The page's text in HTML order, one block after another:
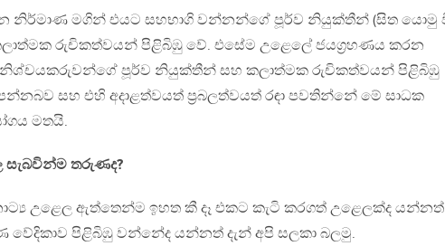
නිර්මාණ මගින් එයට සහභාගි වන්නන්ගේ පූර්ව නියුක්තීන් (සිත යොමු
රුචිකත්වයන් පිළිබිඹු වේ. එසේම උළෙලේ ජයග‍්‍රහණය කරන
පූර්ව නියුක්තීන් සහ කලාත්මක රුචිකත්වයන් පිළිබිඹු
සහ එහි අදාළත්වයත් ප‍්‍රබලත්වයත් රඳා පවතින්නේ මේ සාධක
මතයි.
තරුණද?
උළෙල ඇත්තෙන්ම ඉහත කී දෑ එකට කැටි කරගත් උළෙලක්ද යන්නත්
පිළිබිඹු වන්නේද යන්නත් දැන් අපි සලකා බලමු.